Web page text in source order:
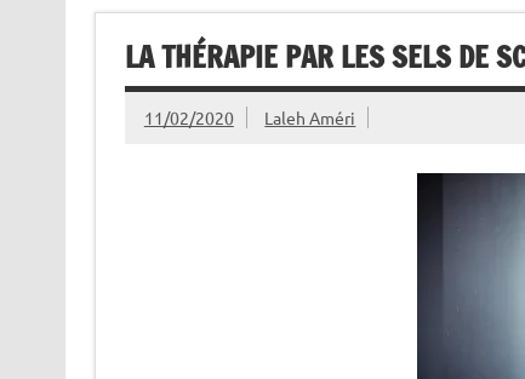
LA THÉRAPIE PAR LES SELS DE
11/02/2020 Laleh Améri